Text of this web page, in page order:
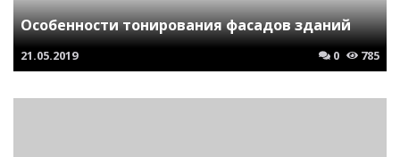
Особенности тонирования фасадов зданий
21.05.2019 0 785